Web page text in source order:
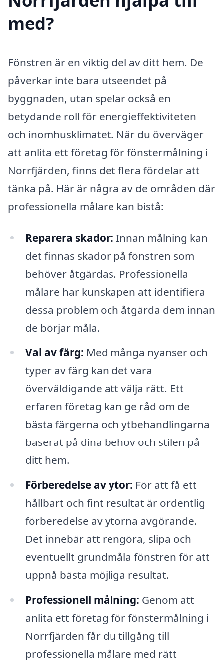
med?
Fönstren är en viktig del av ditt hem. De
påverkar inte bara utseendet på
byggnaden, utan spelar också en
betydande roll för energieffektiviteten
och inomhusklimatet. När du överväger
att anlita ett företag för fönstermålning i
Norrfjärden, finns det flera fördelar att
tänka på. Här är några av de områden där
professionella målare kan bistå:
Reparera skador: Innan målning kan
det finnas skador på fönstren som
behöver åtgärdas. Professionella
målare har kunskapen att identifiera
dessa problem och åtgärda dem innan
de börjar måla.
Val av färg: Med många nyanser och
typer av färg kan det vara
överväldigande att välja rätt. Ett
erfaren företag kan ge råd om de
bästa färgerna och ytbehandlingarna
baserat på dina behov och stilen på
ditt hem.
Förberedelse av ytor: För att få ett
hållbart och fint resultat är ordentlig
förberedelse av ytorna avgörande.
Det innebär att rengöra, slipa och
eventuellt grundmåla fönstren för att
uppnå bästa möjliga resultat.
Professionell målning: Genom att
anlita ett företag för fönstermålning i
Norrfjärden får du tillgång till
professionella målare med rätt